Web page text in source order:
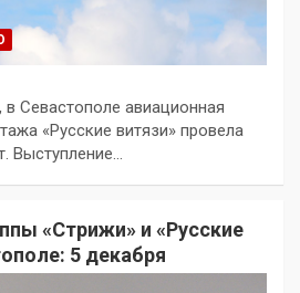
в Севастополе авиационная
«Русские витязи» провела
Выступление…
«Стрижи» и «Русские
5 декабря